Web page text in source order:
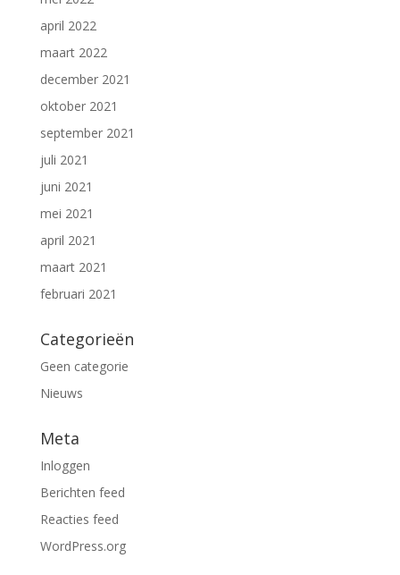
april 2022
maart 2022
december 2021
oktober 2021
september 2021
juli 2021
juni 2021
mei 2021
april 2021
maart 2021
februari 2021
Categorieën
Geen categorie
Nieuws
Meta
Inloggen
Berichten feed
Reacties feed
WordPress.org